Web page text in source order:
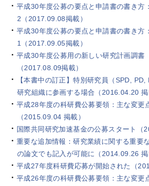
平成30年度公募の要点と申請書の書き方
2（2017.09.08掲載）
平成30年度公募の要点と申請書の書き方
1（2017.09.05掲載）
平成30年度公募用の新しい研究計画調書
（2017.08.09掲載）
【本書中の訂正】特別研究員（SPD,
研究組織に参画する場合（2016.04.20 掲
平成28年度の科研費公募要領：主な変更
（2015.09.04 掲載）
国際共同研究加速基金の公募スタート（
重要な追加情報：研究業績に関する重要
の論文でも記入が可能に（2014.09.26 掲
平成27年度科研費応募が開始された（
平成26年度の科研費公募要領：主な変更